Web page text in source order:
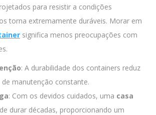
para resistir a condições
torna extremamente duráveis. Morar em
significa menos preocupações com
: A durabilidade dos containers reduz
de manutenção constante.
: Com os devidos cuidados, uma casa
durar décadas, proporcionando um